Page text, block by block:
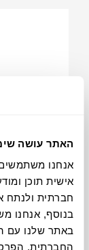
האתר עושה
אישית תוכן
חברתית ולנתח
בנוסף, אנחנו
באתר שלנו עם
החברתית,